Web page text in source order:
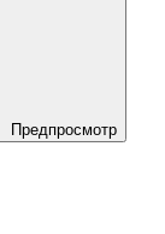
Предпросмотр